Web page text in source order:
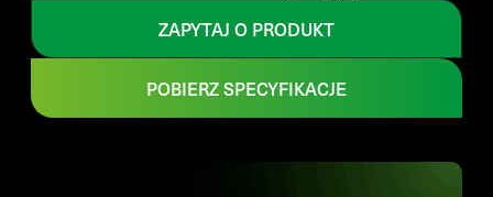
ZAPYTAJ O PRODUKT
POBIERZ SPECYFIKACJE